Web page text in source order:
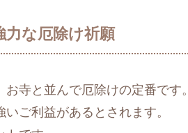
力な厄除け祈願
寺と並んで厄除けの定番です。
ご利益があるとされます。